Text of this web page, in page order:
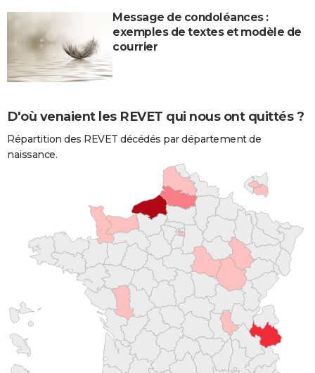
Message de condoléances :
exemples de textes et modèle de
courrier
D'où venaient les REVET qui nous ont quittés ?
Répartition des REVET décédés par département de
naissance.